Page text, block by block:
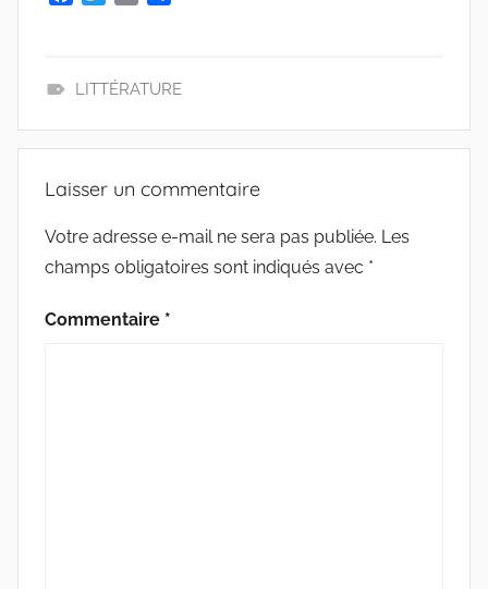
b
o
t
r
l
a
e
E
T
U
R
LITTÉRATURE
Laisser un commentaire
Votre adresse e-mail ne sera pas publiée. Les
champs obligatoires sont indiqués avec *
Commentaire *